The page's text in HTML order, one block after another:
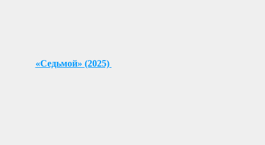
«Седьмой» (2025)